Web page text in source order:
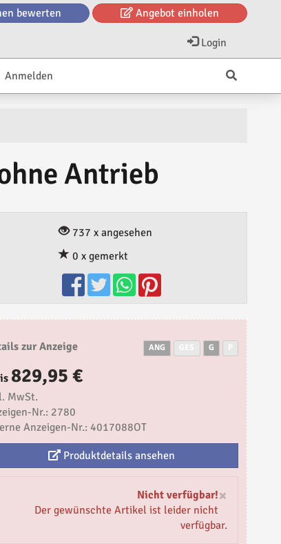
bewerten Angebot einholen
Login
Anmelden
Antrieb
737 x angesehen
0 x gemerkt
zur Anzeige ANG G
829,95 €
MwSt.
Nr.: 2780
Anzeigen-Nr.: 4017088OT
Produktdetails ansehen
×
Nicht verfügbar!
Der gewünschte Artikel ist leider nicht
verfügbar.